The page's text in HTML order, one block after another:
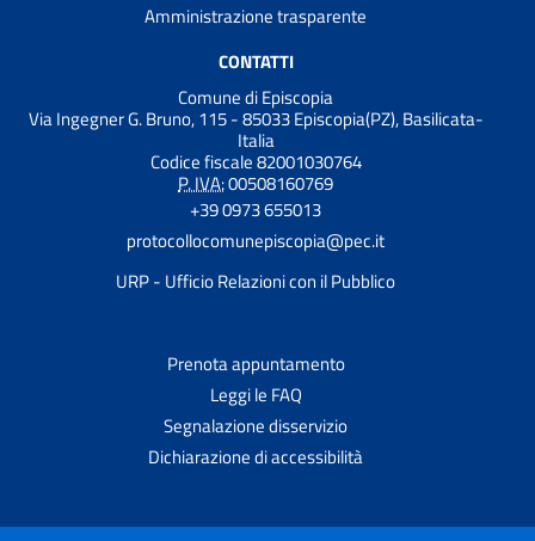
Amministrazione trasparente
CONTATTI
Comune di Episcopia
Via Ingegner G. Bruno, 115 - 85033 Episcopia(PZ), Basilicata-
Italia
Codice fiscale 82001030764
P. IVA:00508160769
+39 0973 655013
protocollocomunepiscopia@pec.it
URP - Ufficio Relazioni con il Pubblico
Prenota appuntamento
Leggi le FAQ
Segnalazione disservizio
Dichiarazione di accessibilità